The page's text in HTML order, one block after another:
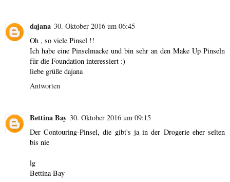
dajana 30. Oktober 2016 um 06:45
Oh , so viele Pinsel !!
Ich habe eine Pinselmacke und bin sehr an den Make Up Pinseln
für die Foundation interessiert :)
liebe grüße dajana
Antworten
Bettina Bay 30. Oktober 2016 um 09:15
Der Contouring-Pinsel, die gibt's ja in der Drogerie eher selten
bis nie
lg
Bettina Bay